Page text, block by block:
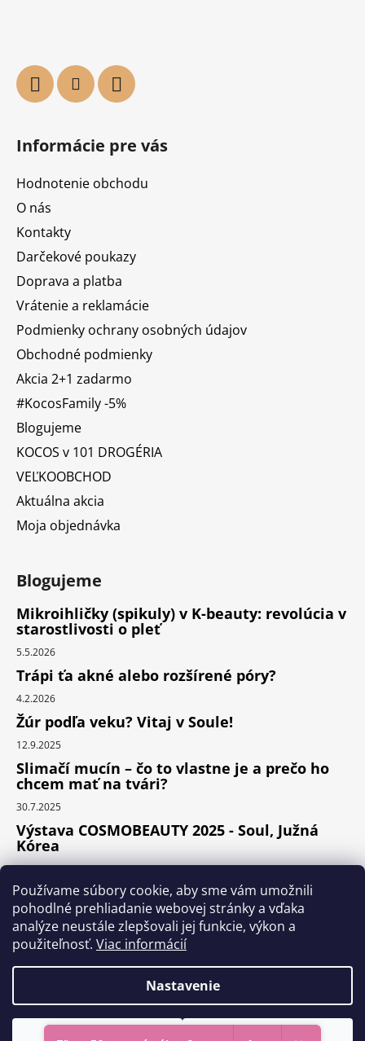
Používame súbory cookie, aby sme vám umožnili
pohodlné prehliadanie webovej stránky a vďaka
analýze neustále zlepšovali jej funkcie, výkon a
použiteľnosť. Viac informácií
Nastavenie
Informácie pre vás
Hodnotenie obchodu
O nás
Kontakty
Darčekové poukazy
Doprava a platba
Vrátenie a reklamácie
Podmienky ochrany osobných údajov
Obchodné podmienky
Akcia 2+1 zadarmo
#KocosFamily -5%
Blogujeme
KOCOS v 101 DROGÉRIA
VEĽKOOBCHOD
Aktuálna akcia
Moja objednávka
Blogujeme
Mikroihličky (spikuly) v K-beauty: revolúcia v
starostlivosti o pleť
5.5.2026
Trápi ťa akné alebo rozšírené póry?
4.2.2026
Žúr podľa veku? Vitaj v Soule!
12.9.2025
Slimačí mucín – čo to vlastne je a prečo ho
chcem mať na tvári?
30.7.2025
Výstava COSMOBEAUTY 2025 - Soul, Južná
Kórea
11.6.2025
Instagram
Vytvoril Shoptet Premium